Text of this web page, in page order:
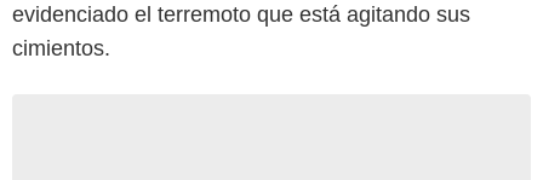
evidenciado el terremoto que está agitando sus
cimientos.